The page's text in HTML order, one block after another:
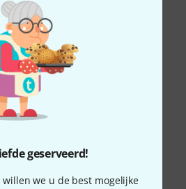
geserveerd!
willen we u de best mogelijke
pour le fingerpicking au
! 23.05.2026
à la médiathèque. Je l'ai
finalement commandée ! Très